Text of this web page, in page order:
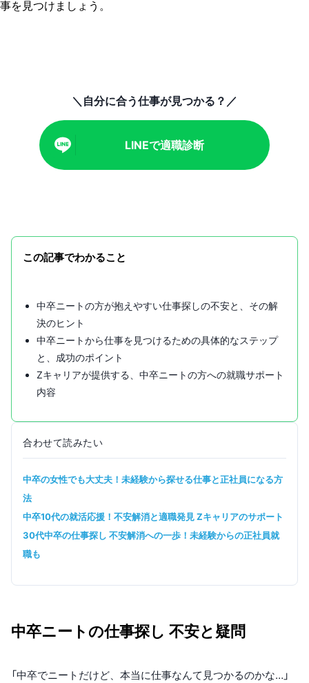
事を見つけましょう。
＼自分に合う仕事が見つかる？／
LINEで適職診断
この記事でわかること
中卒ニートの方が抱えやすい仕事探しの不安と、その解
決のヒント
中卒ニートから仕事を見つけるための具体的なステップ
と、成功のポイント
Zキャリアが提供する、中卒ニートの方への就職サポート
内容
合わせて読みたい
中卒の女性でも大丈夫！未経験から探せる仕事と正社員になる方
法
中卒10代の就活応援！不安解消と適職発見 Zキャリアのサポート
30代中卒の仕事探し 不安解消への一歩！未経験からの正社員就
職も
中卒ニートの仕事探し 不安と疑問
「中卒でニートだけど、本当に仕事なんて見つかるのかな…」